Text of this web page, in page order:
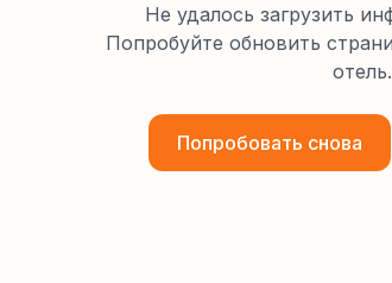
Не удалось загрузить
Попробуйте обновить
отель.
Попробовать снова